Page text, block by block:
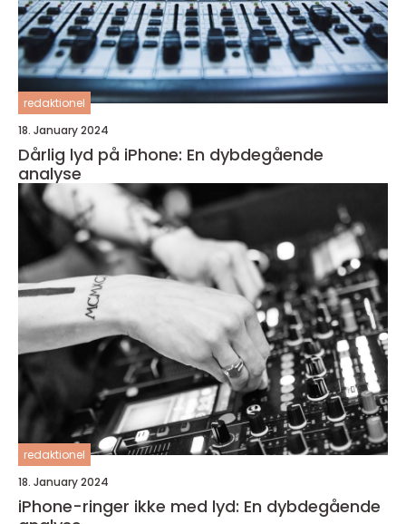
redaktionel
18. January 2024
Dårlig lyd på iPhone: En dybdegående
analyse
redaktionel
18. January 2024
iPhone-ringer ikke med lyd: En dybdegående